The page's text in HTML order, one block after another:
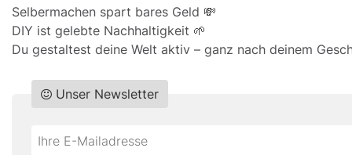
Selbermachen spart bares Geld 💸
DIY ist gelebte Nachhaltigkeit 🌱
Du gestaltest deine Welt aktiv – ganz nach deinem
Do
Unser Newsletter
*Ihre